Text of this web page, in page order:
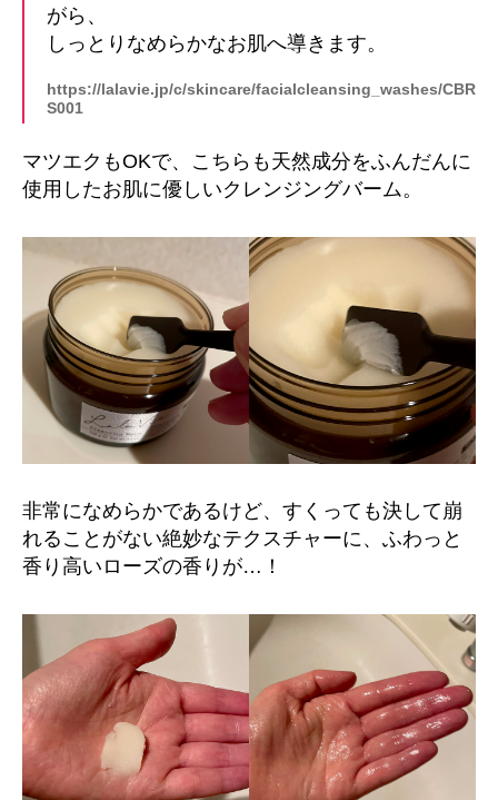
がら、
しっとりなめらかなお肌へ導きます。
https://lalavie.jp/c/skincare/facialcleansing_washes/CBR
S001
マツエクもOKで、こちらも天然成分をふんだんに
使用したお肌に優しいクレンジングバーム。
非常になめらかであるけど、すくっても決して崩
れることがない絶妙なテクスチャーに、ふわっと
香り高いローズの香りが…！